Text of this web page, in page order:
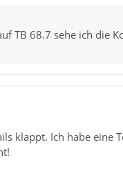
TB 68.7 sehe ich die
klappt. Ich habe